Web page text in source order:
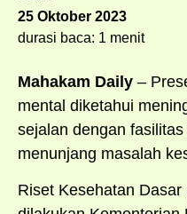
25 Oktober 2023
durasi baca: 1 menit
Mahakam Daily –
mental diketahui
sejalan dengan
menunjang masalah
Riset Kesehatan